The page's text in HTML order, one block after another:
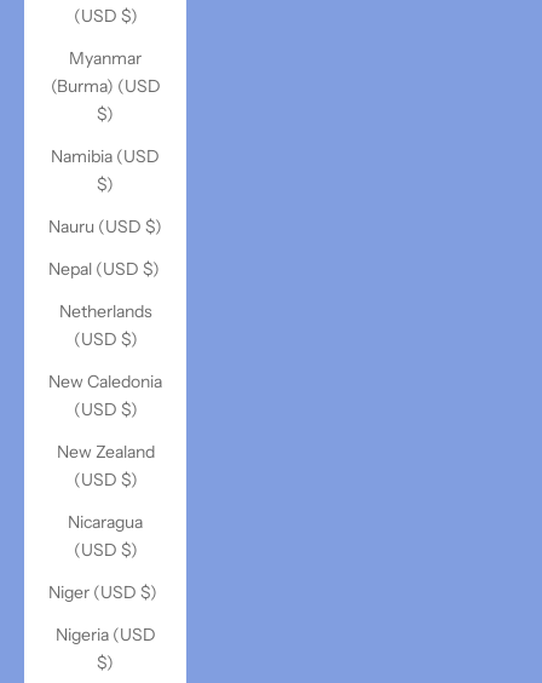
(USD $)
Myanmar
(Burma) (USD
$)
Namibia (USD
$)
Nauru (USD $)
Nepal (USD $)
Netherlands
(USD $)
New Caledonia
(USD $)
New Zealand
(USD $)
Nicaragua
(USD $)
Niger (USD $)
Nigeria (USD
$)